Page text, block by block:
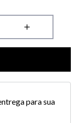
＋
para sua